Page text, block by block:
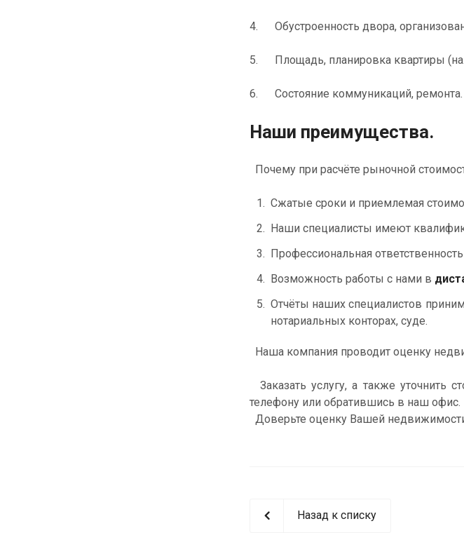
4. Обустроенность двора,
5. Площадь, планировка квартиры
6. Состояние коммуникаций, ремонта.
Наши преимущества.
Почему при расчёте рыночной
Сжатые сроки и приемлемая
Наши специалисты имеют
Профессиональная
Возможность работы с нами в
Отчёты наших специалистов
нотариальных конторах, суде.
Наша компания проводит оценку
Заказать услугу, а также
телефону или обратившись в наш офис.
Доверьте оценку Вашей
Назад к списку